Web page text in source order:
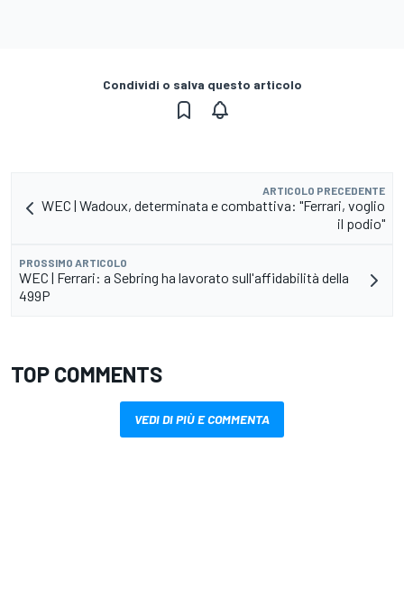
Condividi o salva questo articolo
ARTICOLO PRECEDENTE
WEC | Wadoux, determinata e combattiva: "Ferrari, voglio
il podio"
PROSSIMO ARTICOLO
WEC | Ferrari: a Sebring ha lavorato sull'affidabilità della
499P
TOP COMMENTS
VEDI DI PIÙ E COMMENTA